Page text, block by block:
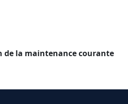
de la maintenance courante